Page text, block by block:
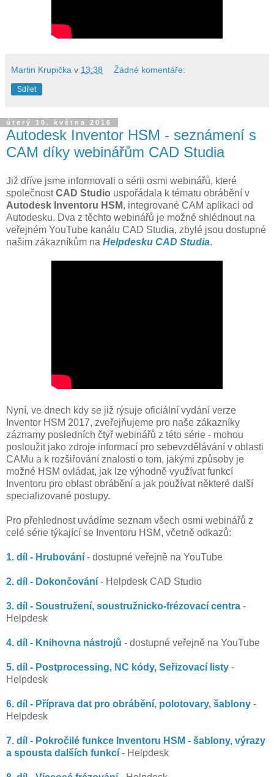
Martin Krupička v 13:38 Žádné komentáře:
Sdílet
úterý 10. května 2016
Autodesk Inventor HSM - seznámení s
CAM díky webinářům CAD Studia
Již dříve jsme informovali o sérii osmi webinářů, které
společnostCAD Studio uspořádala k tématu obrábění v
Autodesk Inventoru HSM, integrované CAM aplikaci od
Autodesku. Dva z těchto webinářů je možné shlédnout na
veřejném YouTube kanálu CAD Studia, zbylé jsou dostupné
našim zákazníkům na Helpdesku CAD Studia.
Nyní, ve dnech kdy se již rýsuje oficiální vydání verze
Inventor HSM 2017, zveřejňujeme pro naše zákazníky
záznamy posledních čtyř webinářů z této série - mohou
posloužit jako zdroje informací pro sebevzdělávání v oblasti
CAMu a k rozšiřování znalostí o tom, jakými způsoby je
možné HSM ovládat, jak lze výhodně využívat funkcí
Inventoru pro oblast obrábění a jak používat některé další
specializované postupy.
Pro přehlednost uvádíme seznam všech osmi webinářů z
celé série týkající se Inventoru HSM, včetně odkazů:
1. díl - Hrubování - dostupné veřejně na YouTube
2. díl - Dokončování - Helpdesk CAD Studio
3. díl - Soustružení, soustružnicko-frézovací centra -
Helpdesk
4. díl - Knihovna nástrojů - dostupné veřejně na YouTube
5. díl - Postprocessing, NC kódy, Seřizovací listy -
Helpdesk
6. díl - Příprava dat pro obrábění, polotovary, šablony -
Helpdesk
7. díl - Pokročilé funkce Inventoru HSM - šablony, výrazy
a spousta dalších funkcí - Helpdesk